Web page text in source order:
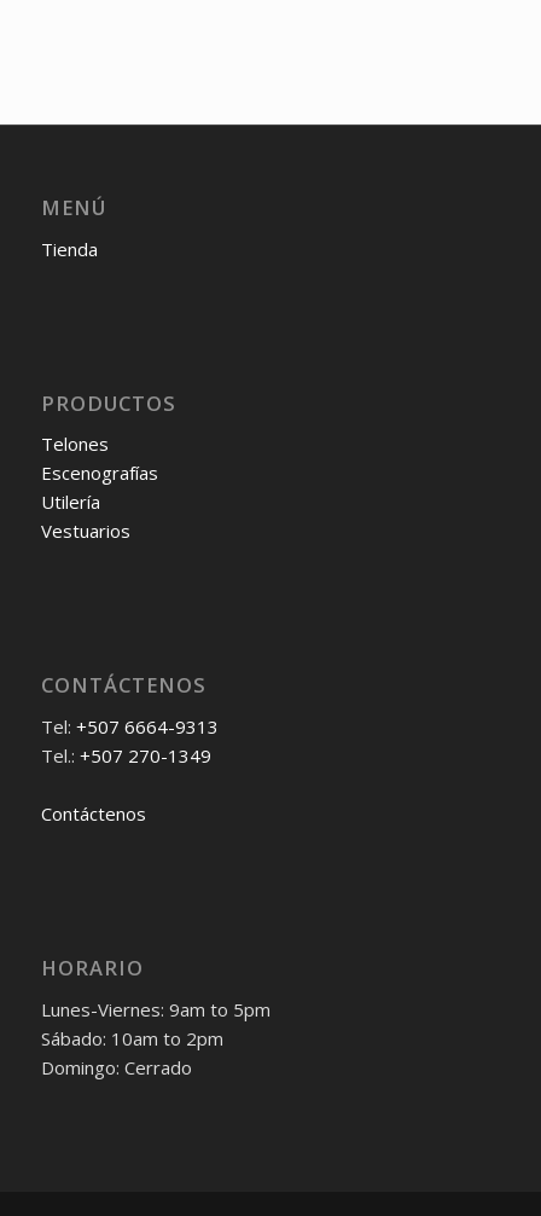
MENÚ
Tienda
PRODUCTOS
Telones
Escenografías
Utilería
Vestuarios
CONTÁCTENOS
Tel: +507 6664-9313
Tel.: +507 270-1349
Contáctenos
HORARIO
Lunes-Viernes: 9am to 5pm
Sábado: 10am to 2pm
Domingo: Cerrado